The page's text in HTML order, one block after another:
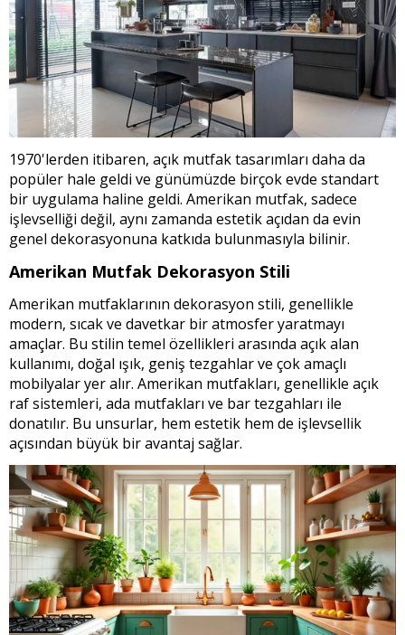
1970'lerden itibaren, açık mutfak tasarımları daha da
popüler hale geldi ve günümüzde birçok evde standart
bir uygulama haline geldi. Amerikan mutfak, sadece
işlevselliği değil, aynı zamanda estetik açıdan da evin
genel dekorasyonuna katkıda bulunmasıyla bilinir.
Amerikan Mutfak Dekorasyon Stili
Amerikan mutfaklarının dekorasyon stili, genellikle
modern, sıcak ve davetkar bir atmosfer yaratmayı
amaçlar. Bu stilin temel özellikleri arasında açık alan
kullanımı, doğal ışık, geniş tezgahlar ve çok amaçlı
mobilyalar yer alır. Amerikan mutfakları, genellikle açık
raf sistemleri, ada mutfakları ve bar tezgahları ile
donatılır. Bu unsurlar, hem estetik hem de işlevsellik
açısından büyük bir avantaj sağlar.